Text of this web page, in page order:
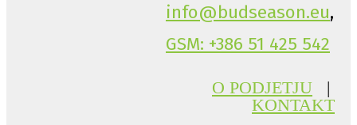
info@budseason.eu,
GSM: +386 51 425 542
O PODJETJU |
KONTAKT